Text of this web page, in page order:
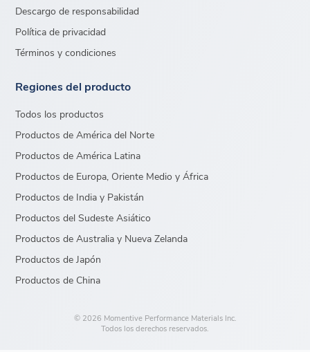
Descargo de responsabilidad
Política de privacidad
Términos y condiciones
Regiones del producto
Todos los productos
Productos de América del Norte
Productos de América Latina
Productos de Europa, Oriente Medio y África
Productos de India y Pakistán
Productos del Sudeste Asiático
Productos de Australia y Nueva Zelanda
Productos de Japón
Productos de China
© 2026 Momentive Performance Materials Inc.
Todos los derechos reservados.